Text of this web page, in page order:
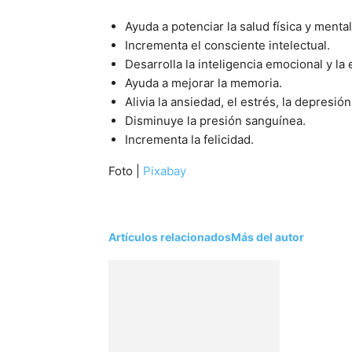
Ayuda a potenciar la salud física y
Incrementa el consciente intelectual.
Desarrolla la inteligencia emocional y la
Ayuda a mejorar la memoria.
Alivia la ansiedad, el estrés, la
Disminuye la presión sanguínea.
Incrementa la felicidad.
Foto | Pixabay
Artículos relacionadosMás del autor